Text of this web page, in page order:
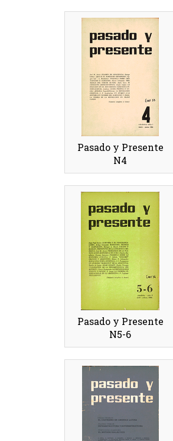
Pasado y Presente
N4
Pasado y Presente
N5-6